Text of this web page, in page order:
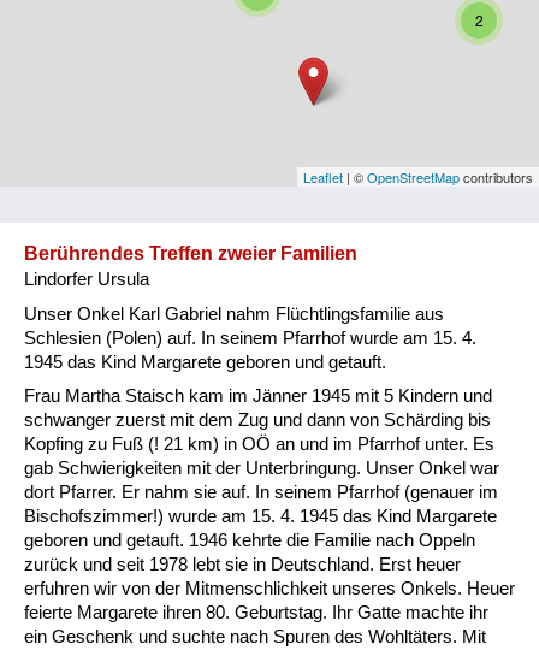
Salzburg
Steiermark
Vorarlberg
Besatzungsmächte
Frauen, Mütter, Kinder
Versorgung
Heimkehrer
Fluchtgeschichten
Familiengeschichten
Schule und Ausbildung
2
Leaflet | ©OpenStreetMapcontributors
Berührendes Treffen zweier Familien
Lindorfer Ursula
Unser Onkel Karl Gabriel nahm Flüchtlingsfamilie aus
Schlesien (Polen) auf. In seinem Pfarrhof wurde am 15. 4.
1945 das Kind Margarete geboren und getauft.
Frau Martha Staisch kam im Jänner 1945 mit 5 Kindern und
schwanger zuerst mit dem Zug und dann von Schärding bis
Kopfing zu Fuß (! 21 km) in OÖ an und im Pfarrhof unter. Es
gab Schwierigkeiten mit der Unterbringung. Unser Onkel war
dort Pfarrer. Er nahm sie auf. In seinem Pfarrhof (genauer im
Bischofszimmer!) wurde am 15. 4. 1945 das Kind Margarete
geboren und getauft. 1946 kehrte die Familie nach Oppeln
zurück und seit 1978 lebt sie in Deutschland. Erst heuer
erfuhren wir von der Mitmenschlichkeit unseres Onkels. Heuer
feierte Margarete ihren 80. Geburtstag. Ihr Gatte machte ihr
ein Geschenk und suchte nach Spuren des Wohltäters. Mit